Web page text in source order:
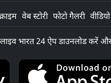
क्राइम वेब स्टोरी फोटो गैलरी वीडियो
लाइव भारत 24 ऐप डाउनलोड करें